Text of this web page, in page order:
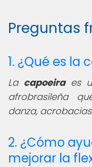
Preguntas
1. ¿Qué es la
La capoeiraes
afrobrasileña
danza,
2. ¿Cómo
mejorar la